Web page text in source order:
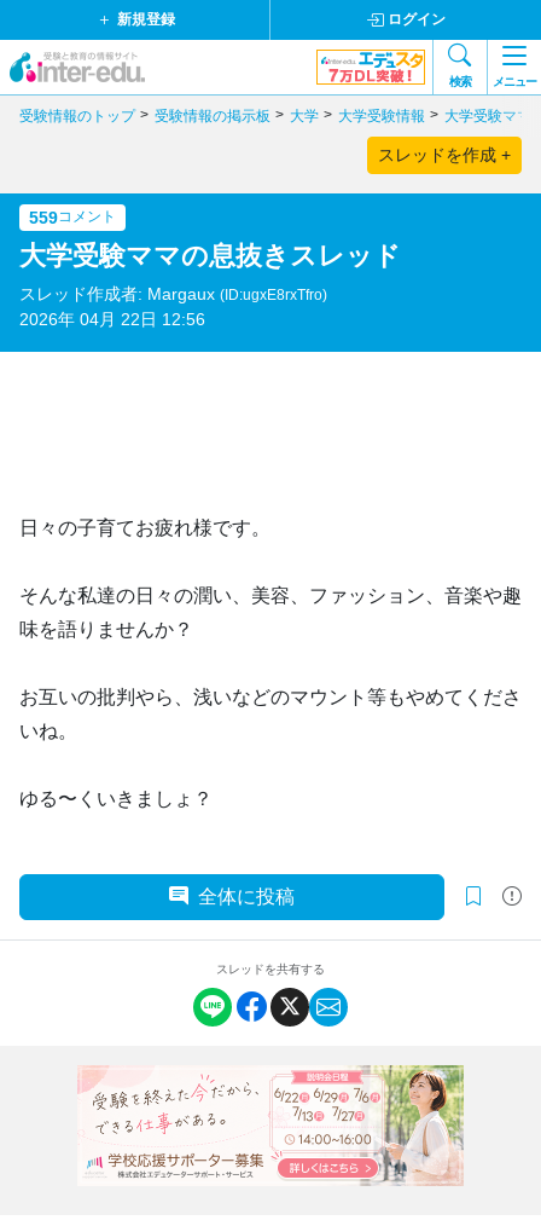
新規登録 ログイン
検索 メニュー
受験情報のトップ 受験情報の掲示板 大学 大学受験情報 大学受験ママ
スレッドを作成 +
559コメント
大学受験ママの息抜きスレッド
スレッド作成者: Margaux (ID:ugxE8rxTfro)
2026年 04月 22日 12:56
日々の子育てお疲れ様です。
そんな私達の日々の潤い、美容、ファッション、音楽や趣
味を語りませんか？
お互いの批判やら、浅いなどのマウント等もやめてくださ
いね。
ゆる〜くいきましょ？
全体に投稿
スレッドを共有する